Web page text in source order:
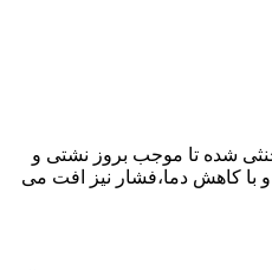
شده تا موجب بروز نشتی و
با کاهش دما،فشار نیز افت می